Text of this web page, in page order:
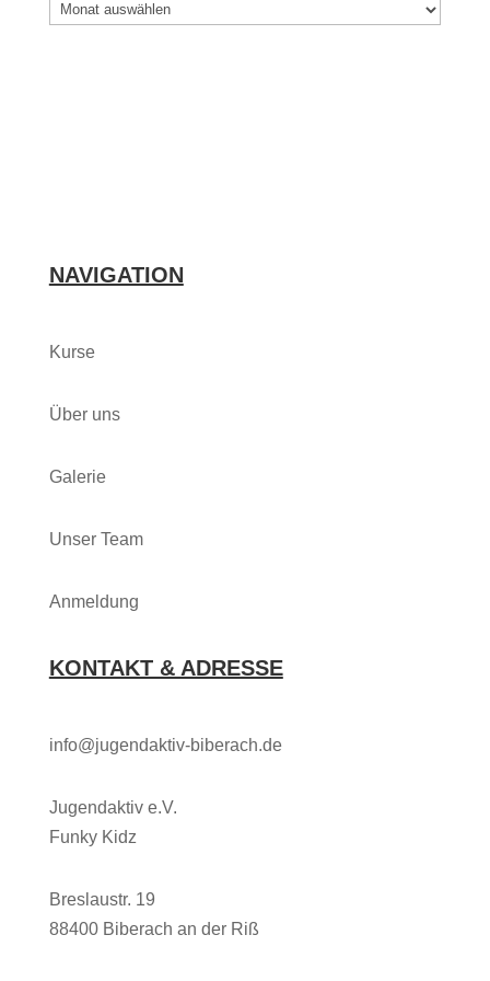
Archiv
NAVIGATION
Kurse
Über uns
Galerie
Unser Team
Anmeldung
KONTAKT & ADRESSE
info@jugendaktiv-biberach.de
Jugendaktiv e.V.
Funky Kidz
Breslaustr. 19
88400 Biberach an der Riß